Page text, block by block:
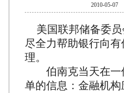
2010-05-
美国联邦储备委员
尽全力帮助银行向
理。
伯南克当天在一
单的信息：金融机